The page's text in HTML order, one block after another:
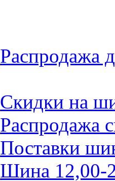
Распродажа
Скидки на
Распродажа
Поставки
Шина 12,00-